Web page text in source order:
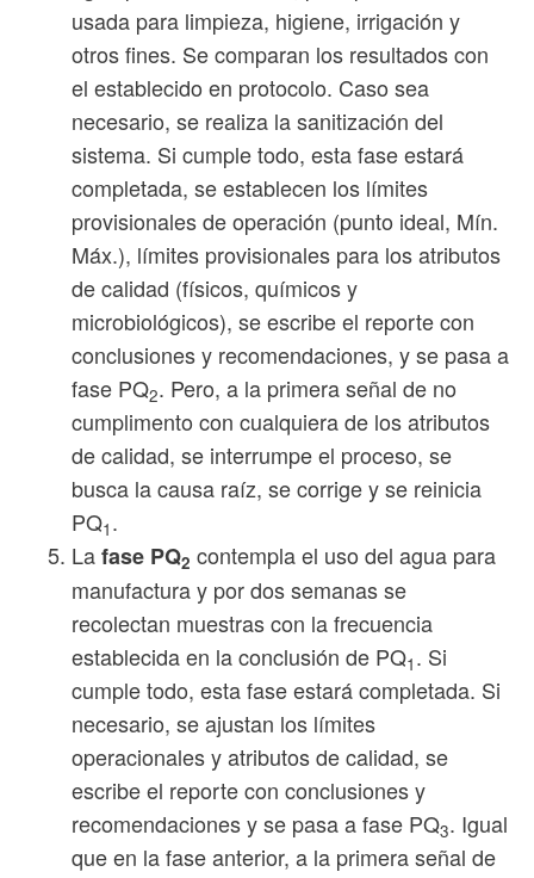
usada para limpieza, higiene, irrigación y
otros fines. Se comparan los resultados con
el establecido en protocolo. Caso sea
necesario, se realiza la sanitización del
sistema. Si cumple todo, esta fase estará
completada, se establecen los límites
provisionales de operación (punto ideal, Mín.
Máx.), límites provisionales para los atributos
de calidad (físicos, químicos y
microbiológicos), se escribe el reporte con
conclusiones y recomendaciones, y se pasa a
fase PQ2. Pero, a la primera señal de no
cumplimento con cualquiera de los atributos
de calidad, se interrumpe el proceso, se
busca la causa raíz, se corrige y se reinicia
PQ1 .
Lafase PQ2 contempla el uso del agua para
manufactura y por dos semanas se
recolectan muestras con la frecuencia
establecida en la conclusión de PQ1 . Si
cumple todo, esta fase estará completada. Si
necesario, se ajustan los límites
operacionales y atributos de calidad, se
escribe el reporte con conclusiones y
recomendaciones y se pasa a fase PQ3. Igual
que en la fase anterior, a la primera señal de